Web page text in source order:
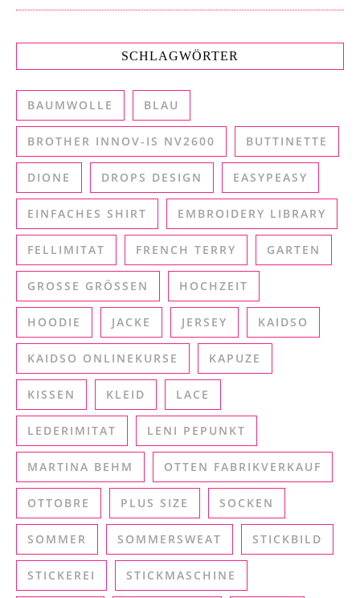
SCHLAGWÖRTER
BAUMWOLLE BLAU
BROTHER INNOV-IS NV2600 BUTTINETTE
DIONE DROPS DESIGN EASYPEASY
EINFACHES SHIRT EMBROIDERY LIBRARY
FELLIMITAT FRENCH TERRY GARTEN
GROSSE GRÖSSEN HOCHZEIT
HOODIE JACKE JERSEY KAIDSO
KAIDSO ONLINEKURSE KAPUZE
KISSEN KLEID LACE
LEDERIMITAT LENI PEPUNKT
MARTINA BEHM OTTEN FABRIKVERKAUF
OTTOBRE PLUS SIZE SOCKEN
SOMMER SOMMERSWEAT STICKBILD
STICKEREI STICKMASCHINE